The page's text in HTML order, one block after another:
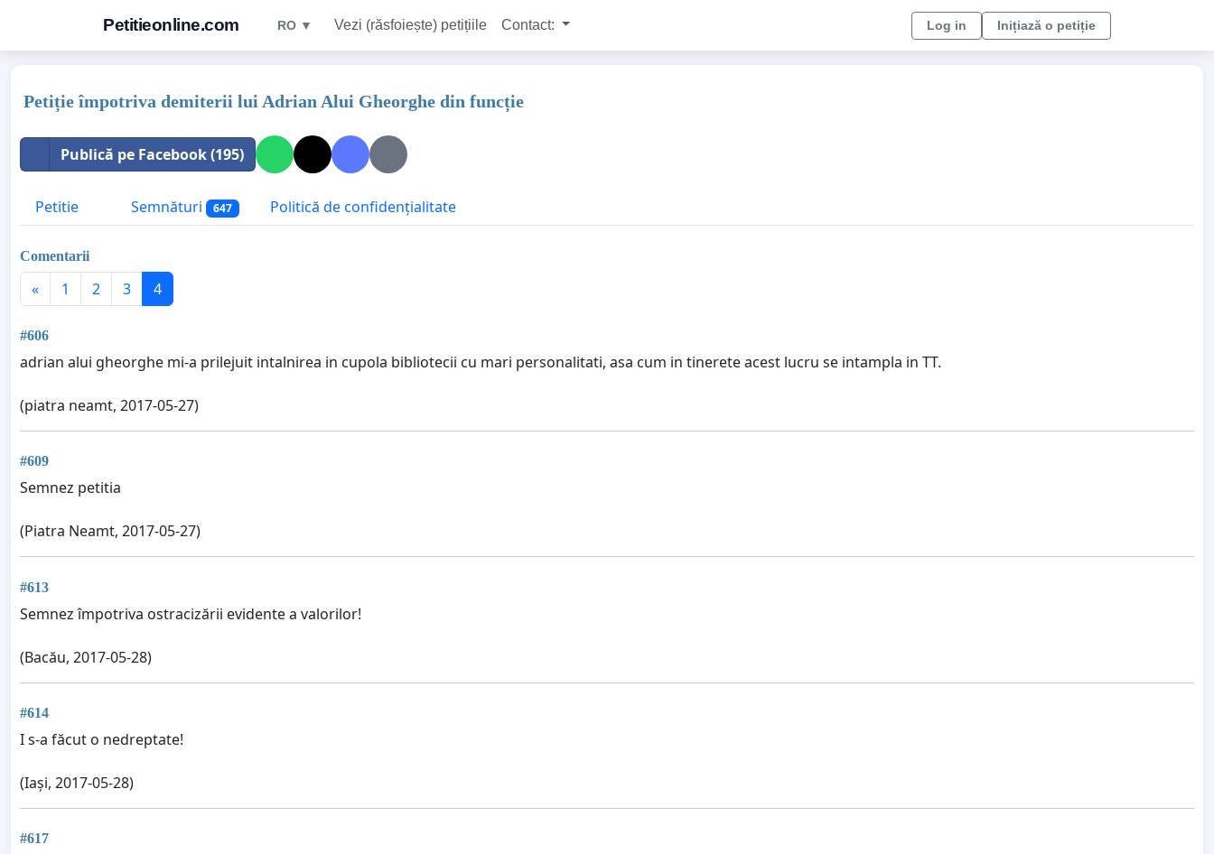
Petitieonline.com RO ▼ Vezi (răsfoiește) petițiile Contact: Log in Inițiază o petiție
Petiție împotriva demiterii lui Adrian Alui Gheorghe din funcție
Publică pe Facebook (195)
Petitie Semnături 647 Politică de confidențialitate
Comentarii
« 1 2 3 4
#606
adrian alui gheorghe mi-a prilejuit intalnirea in cupola bibliotecii cu mari personalitati, asa cum in tinerete acest lucru se intampla in TT.
(piatra neamt, 2017-05-27)
#609
Semnez petitia
(Piatra Neamt, 2017-05-27)
#613
Semnez împotriva ostracizării evidente a valorilor!
(Bacău, 2017-05-28)
#614
I s-a făcut o nedreptate!
(Iași, 2017-05-28)
#617